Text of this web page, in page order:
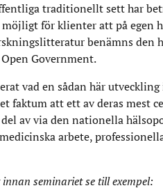
traditionellt sett har
för klienter att på egen
benämns
Government.
vad en sådan här
faktum att ett av deras mest
av via den nationella
arbete,
seminariet se till exempel: